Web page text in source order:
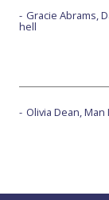
Gracie Abrams,
hell
Olivia Dean, Man